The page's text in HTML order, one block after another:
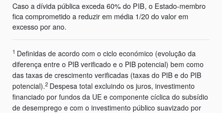
Caso a dívida pública exceda 60% do PIB, o Estado-membro
fica comprometido a reduzir em média 1/20 do valor em
excesso por ano.
1 Definidas de acordo com o ciclo económico (evolução da
diferença entre o PIB verificado e o PIB potencial) bem como
das taxas de crescimento verificadas (taxas do PIB e do PIB
potencial).2 Despesa total excluindo os juros, investimento
financiado por fundos da UE e componente cíclica do subsídio
de desemprego e com o investimento público suavizado por